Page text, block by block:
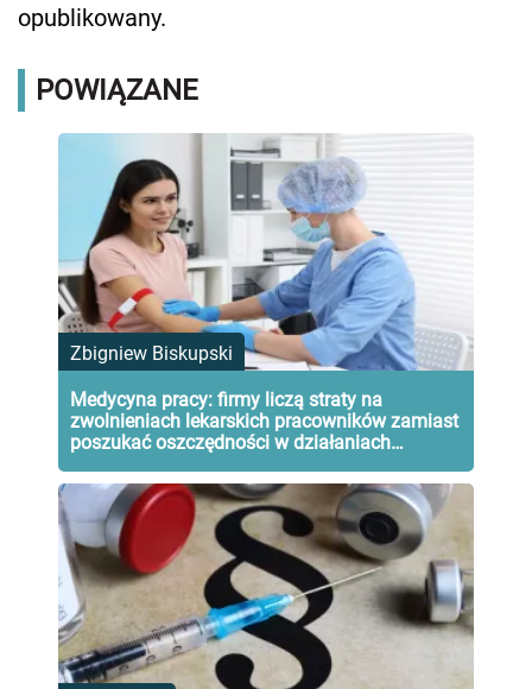
opublikowany.
POWIĄZANE
Zbigniew Biskupski
Medycyna pracy: firmy liczą straty na
zwolnieniach lekarskich pracowników zamiast
poszukać oszczędności w działaniach